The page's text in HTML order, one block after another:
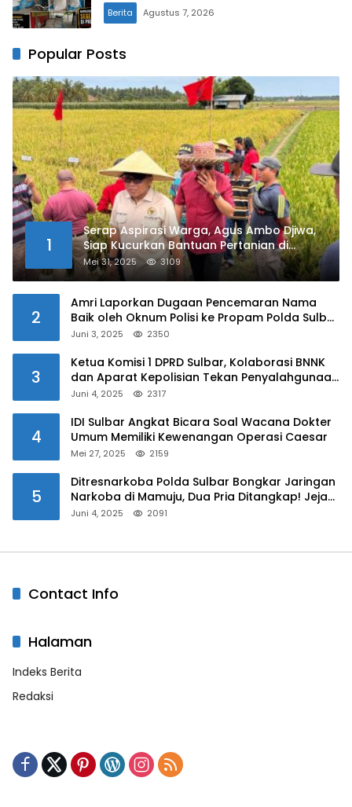
Berita Agustus 7, 2026
Popular Posts
1
Serap Aspirasi Warga, Agus Ambo Djiwa,
Siap Kucurkan Bantuan Pertanian di
Kalukku
Mei 31, 2025 3109
2
Amri Laporkan Dugaan Pencemaran Nama
Baik oleh Oknum Polisi ke Propam Polda Sulbar
Juni 3, 2025 2350
3
Ketua Komisi 1 DPRD Sulbar, Kolaborasi BNNK
dan Aparat Kepolisian Tekan Penyalahgunaan
Juni 4, 2025 2317
4
IDI Sulbar Angkat Bicara Soal Wacana Dokter
Umum Memiliki Kewenangan Operasi Caesar
Mei 27, 2025 2159
5
Ditresnarkoba Polda Sulbar Bongkar Jaringan
Narkoba di Mamuju, Dua Pria Ditangkap! Jejak
Juni 4, 2025 2091
Contact Info
Halaman
Indeks Berita
Redaksi